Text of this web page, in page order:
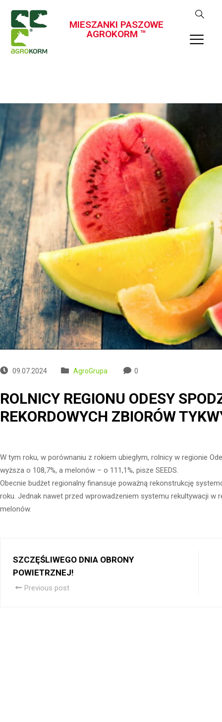
MIESZANKI PASZOWE
AGROKORM ™
09.07.2024 AgroGrupa 0
ROLNICY REGIONU ODESY
REKORDOWYCH ZBIORÓW
W tym roku, w porównaniu z rokiem ubiegłym, rolnicy w regionie
wyższa o 108,7%, a melonów – o 111,1%, pisze SEEDS.
Obecnie budżet regionalny finansuje poważną rekonstrukcję
roku. Jednak nawet przed wprowadzeniem systemu rekultywacji w
melonów.
SZCZĘŚLIWEGO DNIA OBRONY
POWIETRZNEJ!
Previous post